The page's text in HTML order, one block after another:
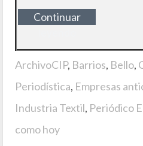
Continuar
ArchivoCIP, Barrios, Bello,
Periodística, Empresas
Industria Textil, Periódico
como hoy